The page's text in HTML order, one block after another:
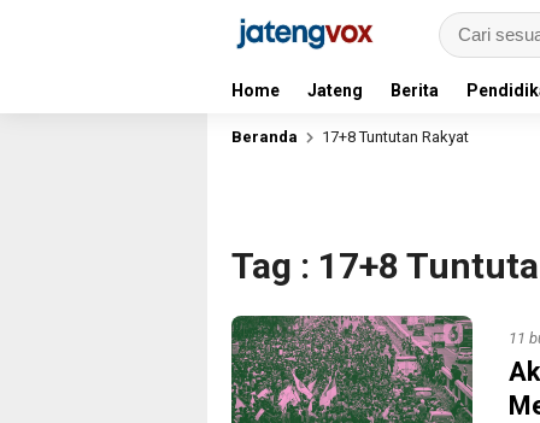
Home Jateng Berita
Beranda 17+8 Tuntutan Rakyat
Tag : 17+8
11